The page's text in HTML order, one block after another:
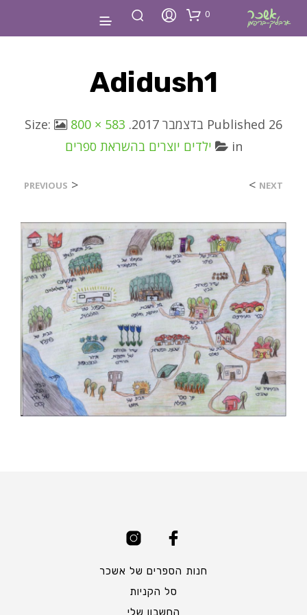
0
Adidush1
Published 26 בדצמבר 2017 . Size:
800 × 583
in
ילדים יוצרים בהשראת ספרים
<
PREVIOUS NEXT
>
חנות הספרים של אשכר
סל הקניות
החשבון שלי